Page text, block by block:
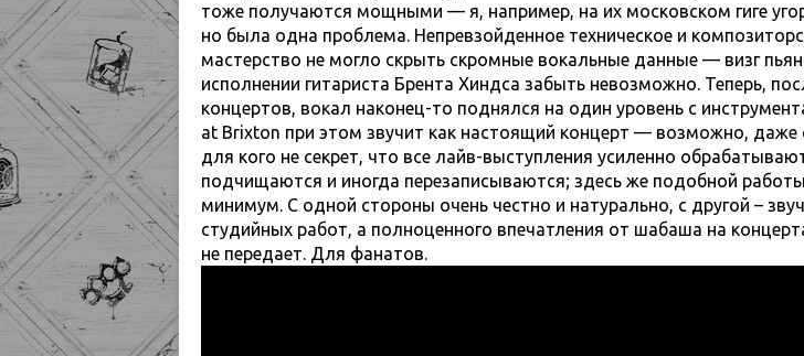
тоже получаются мощными — я, например, на их московском гиге
но была одна проблема. Непревзойденное техническое и
мастерство не могло скрыть скромные вокальные данные — визг
исполнении гитариста Брента Хиндса забыть невозможно. Теперь,
концертов, вокал наконец-то поднялся на один уровень с
at Brixton при этом звучит как настоящий концерт — возможно,
для кого не секрет, что все лайв-выступления усиленно
подчищаются и иногда перезаписываются; здесь же подобной
минимум. С одной стороны очень честно и натурально, с другой –
студийных работ, а полноценного впечатления от шабаша на
не передает. Для фанатов.